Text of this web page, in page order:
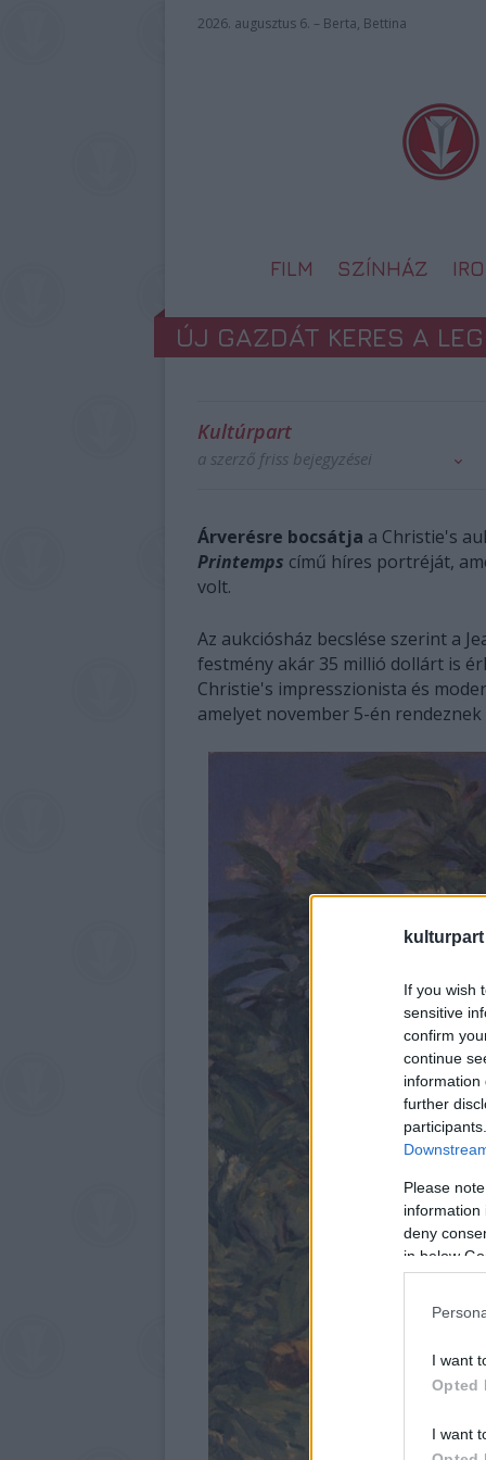
kulturpart
If you wish
sensitive
confirm
continue
information
further
Please
information
deny
in below
I want
Opted
I want
2026. augusztus 6. – Berta, Bettina
FILM SZÍNHÁZ
ÚJ GAZDÁT KERES A
Kultúrpart
a szerző friss bejegyzései
Árverésre bocsátja a Christie's
Printemps című híres portréját,
volt.
Az aukciósház becslése szerint a
festmény akár 35 millió dollárt is
Christie's impresszionista és
amelyet november 5-én